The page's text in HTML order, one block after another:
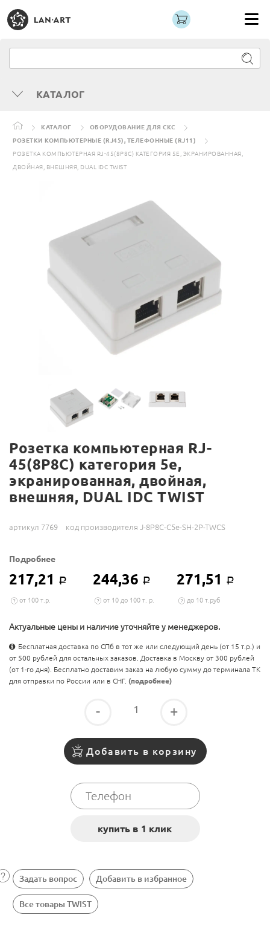
КАТАЛОГ
КАТАЛОГ
ОБОРУДОВАНИЕ ДЛЯ СКС
РОЗЕТКИ КОМПЬЮТЕРНЫЕ (RJ45), ТЕЛЕФОННЫЕ (RJ11)
РОЗЕТКА КОМПЬЮТЕРНАЯ RJ-45(8P8C) КАТЕГОРИЯ 5Е, ЭКРАНИРОВАННАЯ,
ДВОЙНАЯ, ВНЕШНЯЯ, DUAL IDC TWIST
Розетка компьютерная RJ-
45(8P8C) категория 5е,
экранированная, двойная,
внешняя, DUAL IDC TWIST
артикул 7769 код производителя J-8P8C-C5е-SH-2P-TWCS
Подробнее
217,21 Р 244,36 Р 271,51 Р
от 100 т.р. от 10 до 100 т. р. до 10 т.руб
Актуальные цены и наличие уточняйте у менеджеров.
Бесплатная доставка по СПб в тот же или следующий день (от 15 т.р.) и
от 500 рублей для остальных заказов. Доставка в Москву от 300 рублей
(от 1-го дня). Бесплатно доставим заказ на любую сумму до терминала ТК
для отправки по России или в СНГ. (подробнее)
- +
Добавить в корзину
Задать вопрос Добавить в избранное
Все товары TWIST